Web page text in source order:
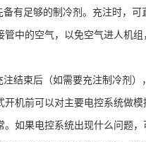
有足够的制冷剂。充注时，
中的空气，以免空气进人机
结束后（如需要充注制冷剂
机前可以对主要电控系统做
如果电控系统出现什么问题